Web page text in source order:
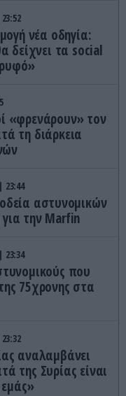
23:52
νέα οδηγία:
δείχνει τα social
«φρενάρουν» τον
τη διάρκεια
23:44
αστυνομικών
την Marfin
23:34
που
75χρονης στα
23:32
αναλαμβάνει
της Συρίας είναι